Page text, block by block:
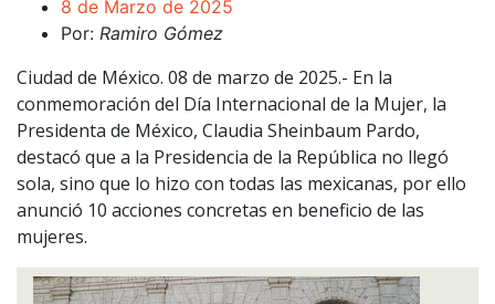
8 de Marzo de 2025
Por: Ramiro Gómez
Ciudad de México. 08 de marzo de 2025.- En la
conmemoración del Día Internacional de la Mujer, la
Presidenta de México, Claudia Sheinbaum Pardo,
destacó que a la Presidencia de la República no llegó
sola, sino que lo hizo con todas las mexicanas, por ello
anunció 10 acciones concretas en beneficio de las
mujeres.